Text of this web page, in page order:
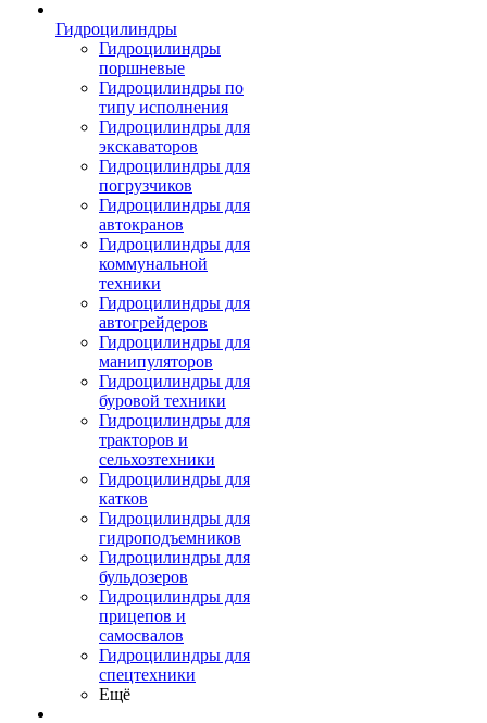
Гидроцилиндры
Гидроцилиндры
поршневые
Гидроцилиндры по
типу исполнения
Гидроцилиндры для
экскаваторов
Гидроцилиндры для
погрузчиков
Гидроцилиндры для
автокранов
Гидроцилиндры для
коммунальной
техники
Гидроцилиндры для
автогрейдеров
Гидроцилиндры для
манипуляторов
Гидроцилиндры для
буровой техники
Гидроцилиндры для
тракторов и
сельхозтехники
Гидроцилиндры для
катков
Гидроцилиндры для
гидроподъемников
Гидроцилиндры для
бульдозеров
Гидроцилиндры для
прицепов и
самосвалов
Гидроцилиндры для
спецтехники
Ещё